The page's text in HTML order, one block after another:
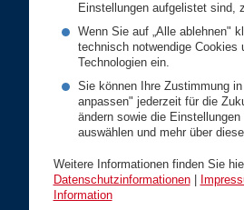
Einstellungen aufgelistet sind,
Wenn Sie auf „Alle ablehnen"
technisch notwendige Cookies
Technologien ein.
Sie können Ihre Zustimmung in
anpassen" jederzeit für die
ändern sowie die Einstellungen
auswählen und mehr über
Weitere Informationen finden Sie
Datenschutzinformationen|
Information